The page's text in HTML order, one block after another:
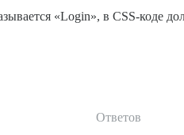
«Login», в CSS-коде
Ответов